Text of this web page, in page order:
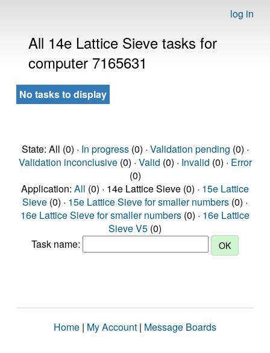
log in
All 14e Lattice Sieve tasks for
computer 7165631
No tasks to display
State: All (0) · In progress(0) · Validation pending (0) ·
Validation inconclusive(0) · Valid (0) · Invalid (0) · Error
(0)
Application: All (0) · 14e Lattice Sieve (0) · 15e Lattice
Sieve (0) · 15e Lattice Sieve for smaller numbers (0) ·
16e Lattice Sieve for smaller numbers (0) · 16e Lattice
Sieve V5 (0)
Task name:
Home | My Account | Message Boards